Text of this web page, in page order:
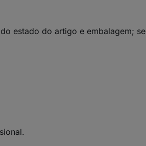
estado do artigo e embalagem; se